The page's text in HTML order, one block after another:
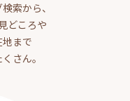
索から、
どころや
まで
さん。